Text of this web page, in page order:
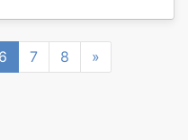
6 7 8 »